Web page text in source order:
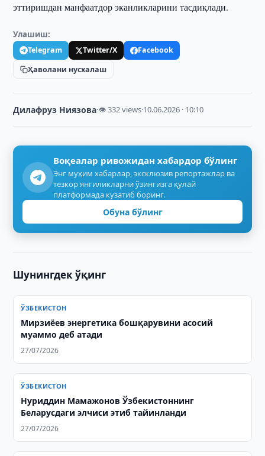
эттиришдан манфаатдор эканликларини тасдиқлади.
Улашиш:
Telegram Twitter/X
Facebook
Ҳаволани нусхалаш
Дилафруз Ниязова·👁 332 views·10.06.2026 · 10:10
Воқеалар ривожидан хабардор бўлинг
Энг муҳим хабарлар, эксклюзив репортажлар ва
тезкор янгиликларни ўзингизга қулай
платформада кузатиб боринг.
Обуна бўлинг
Шунингдек ўқинг
ЎЗБЕКИСТОН
Мирзиёев энергетика бошқарувини асосий
муаммо деб атади
27/07/2026
ЎЗБЕКИСТОН
Нуриддин Мамажонов Ўзбекистоннинг
Беларусдаги элчиси этиб тайинланди
27/07/2026